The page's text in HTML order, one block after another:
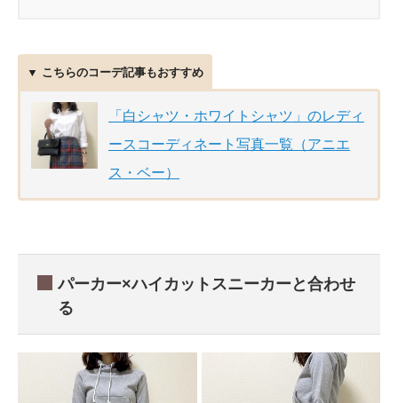
▼ こちらのコーデ記事もおすすめ
「白シャツ・ホワイトシャツ」のレディ
ースコーディネート写真一覧（アニエ
ス・ベー）
パーカー×ハイカットスニーカーと合わせ
る